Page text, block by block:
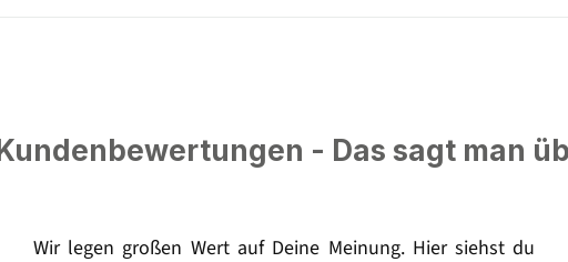
Kundenbewertungen - Das sagt man
Wir legen großen Wert auf Deine Meinung. Hier siehst du